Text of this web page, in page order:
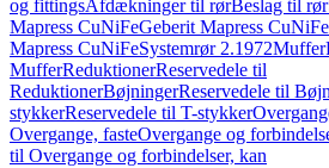
og fittingsAfdækninger til rørBeslag til rør
Mapress CuNiFeGeberit Mapress CuNiFe
Mapress CuNiFeSystemrør 2.1972Muffer
MufferReduktionerReservedele til
ReduktionerBøjningerReservedele til
stykkerReservedele til T-stykker
Overgange, fasteOvergange og
til Overgange og forbindelser, kan